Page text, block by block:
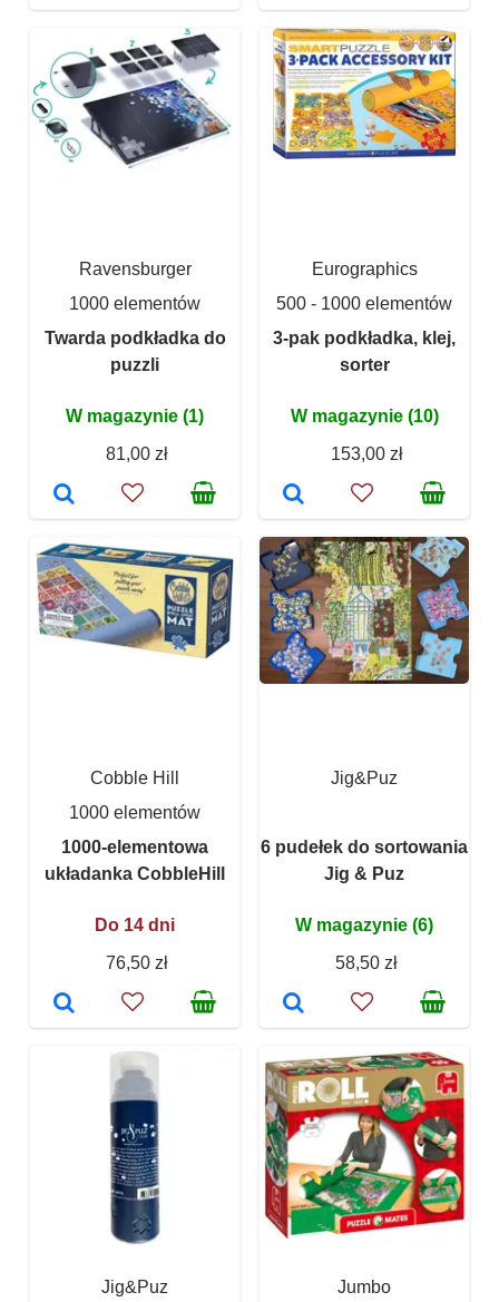
Ravensburger
1000 elementów
Twarda podkładka do
puzzli
W magazynie (1)
81,00 zł
Eurographics
500 - 1000 elementów
3-pak podkładka, klej,
sorter
W magazynie (10)
153,00 zł
Cobble Hill
1000 elementów
1000-elementowa
układanka CobbleHill
Do 14 dni
76,50 zł
Jig&Puz
6 pudełek do sortowania
Jig & Puz
W magazynie (6)
58,50 zł
Jig&Puz Jumbo